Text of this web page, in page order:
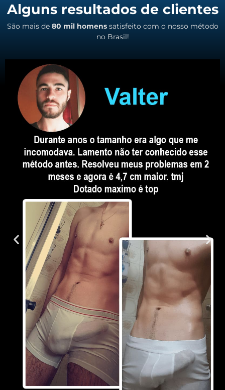
Alguns resultados de clientes
São mais de 80 mil homenssatisfeito com o nosso método
no Brasil!